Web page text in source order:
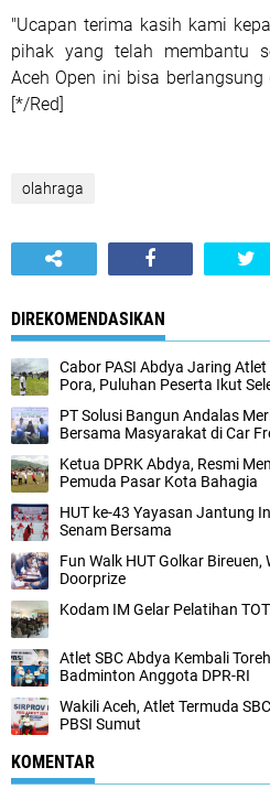
"Ucapan terima kasih kami
pihak yang telah membantu
Aceh Open ini bisa berlangsung
[*/Red]
olahraga
DIREKOMENDASIKAN
Cabor PASI Abdya Jaring
Pora, Puluhan Peserta Ikut
PT Solusi Bangun Andalas
Bersama Masyarakat di Car
Ketua DPRK Abdya, Resmi
Pemuda Pasar Kota Bahagia
HUT ke-43 Yayasan Jantung
Senam Bersama
Fun Walk HUT Golkar
Doorprize
Kodam IM Gelar Pelatihan
Atlet SBC Abdya Kembali
Badminton Anggota DPR-RI
Wakili Aceh, Atlet Termuda
PBSI Sumut
KOMENTAR